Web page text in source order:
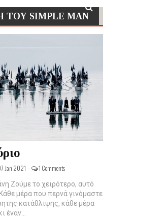
SIMPLE MAN
Jan 2021 - 1 Comments
Ζούμε το χειρότερο, αυτό
μέρα που περνά γινόμαστε
κατάθλιψης, κάθε μέρα
έναν...